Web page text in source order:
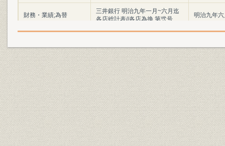
財務・業績;為替
三井銀行 明治九年一月~六月迄
各店総計表//各店為換 第弐号
明治九年
財務・業績
三井銀行 明治九年一月~六月迄
各店総計表//一時貸 第四号
明治九年
財務・業績
三井銀行 明治九年一月~六月迄
各店総計表//利附預 第五号
明治九年
財務・業績
三井銀行 明治九年一月~六月迄
各店総計表//利附貸 第六号
明治九年
財務・業績
三井銀行 明治九年一月~六月迄
各店総計表//無利足貸 第七号
明治九年